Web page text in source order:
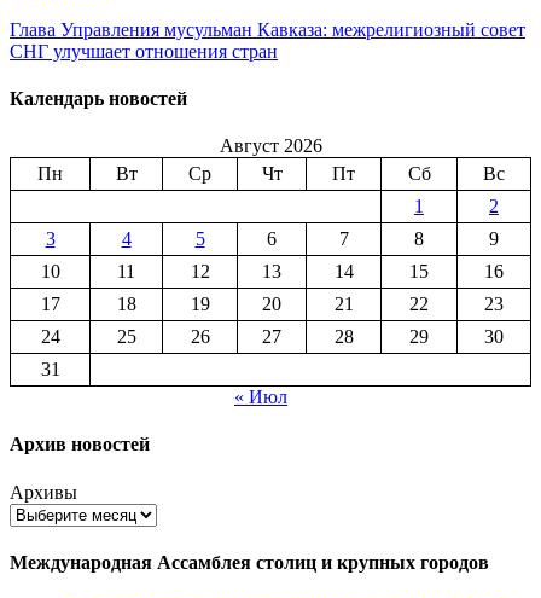
Глава Управления мусульман Кавказа: межрелигиозный совет
СНГ улучшает отношения стран
Календарь новостей
Август 2026
Пн
Вт Ср Чт Пт Сб
Вс
1
2
3
4 5 6 7 8
9
10
11 12 13 14 15
16
17
18 19 20 21 22
23
24
25 26 27 28 29
30
31
« Июл
Архив новостей
Архивы
Международная Ассамблея столиц и крупных городов